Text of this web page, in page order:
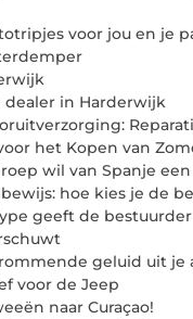
voor jou en je
dealer in Harderwijk
het Kopen van
wil van Spanje
hoe kies je de
geeft de
geluid uit je
voor de Jeep
naar Curaçao!